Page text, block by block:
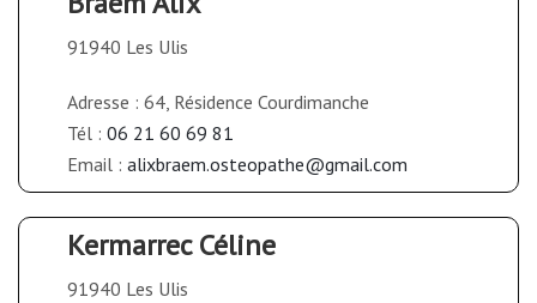
91940 Les Ulis
Adresse : 64, Résidence Courdimanche
Tél : 06 21 60 69 81
Email : alixbraem.osteopathe@gmail.com
Kermarrec Céline
91940 Les Ulis